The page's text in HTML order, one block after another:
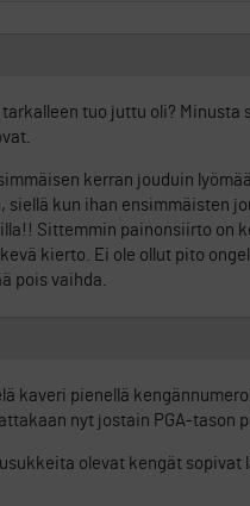
tuo juttu oli?
kerran jouduin
siellä kun ihan ensimmäisten
Sittemmin painonsiirto on
kierto. Ei ole ollut pito
pois vaihda.
kaveri pienellä
nyt jostain PGA-tason
olevat kengät